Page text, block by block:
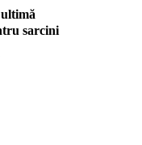
sarcini